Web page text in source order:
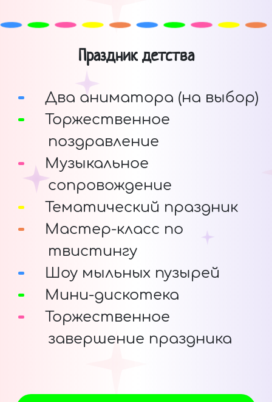
Праздник детства
Два аниматора (на выбор)
Торжественное
поздравление
Музыкальное
сопровождение
Тематический праздник
Мастер-класс по
твистингу
Шоу мыльных пузырей
Мини-дискотека
Торжественное
завершение праздника